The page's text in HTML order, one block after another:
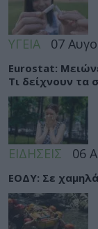
ΥΓΕΙΑ 07
Eurostat:
Τι δείχνουν τα
ΕΙΔΗΣΕΙΣ 06
ΕΟΔΥ: Σε χαμηλά